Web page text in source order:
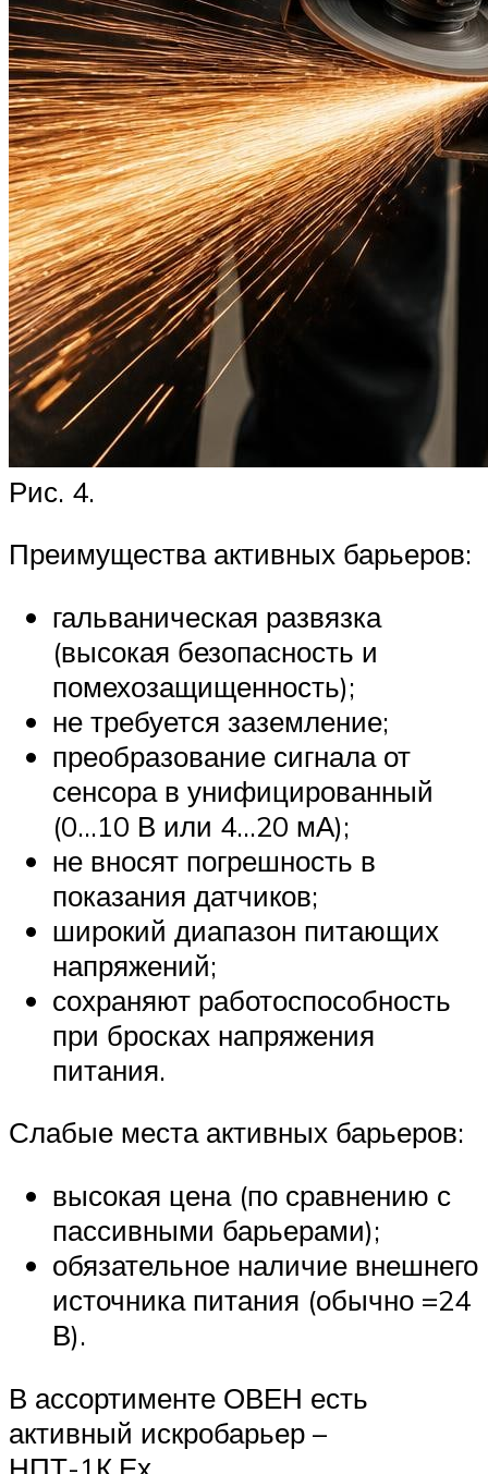
Рис. 4.
Преимущества активных барьеров:
гальваническая развязка
(высокая безопасность и
помехозащищенность);
не требуется заземление;
преобразование сигнала от
сенсора в унифицированный
(0…10 В или 4…20 мА);
не вносят погрешность в
показания датчиков;
широкий диапазон питающих
напряжений;
сохраняют работоспособность
при бросках напряжения
питания.
Слабые места активных барьеров:
высокая цена (по сравнению с
пассивными барьерами);
обязательное наличие внешнего
источника питания (обычно =24
В).
В ассортименте ОВЕН есть
активный искробарьер –
НПТ-1К.Ех.